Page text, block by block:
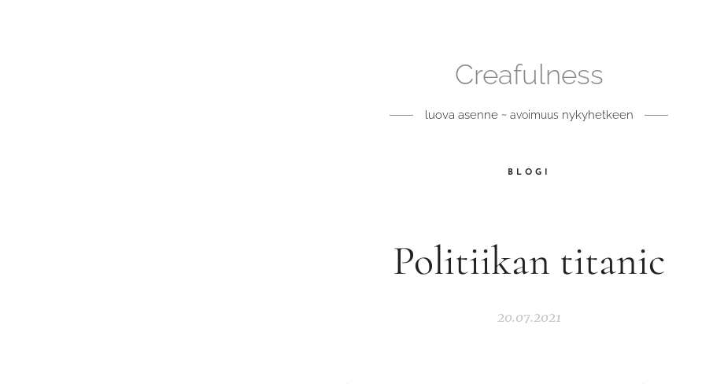
Creafulness
luova asenne ~ avoimuusnykyhetkeen
BLOGI
Politiikan titanic
20.07.2021